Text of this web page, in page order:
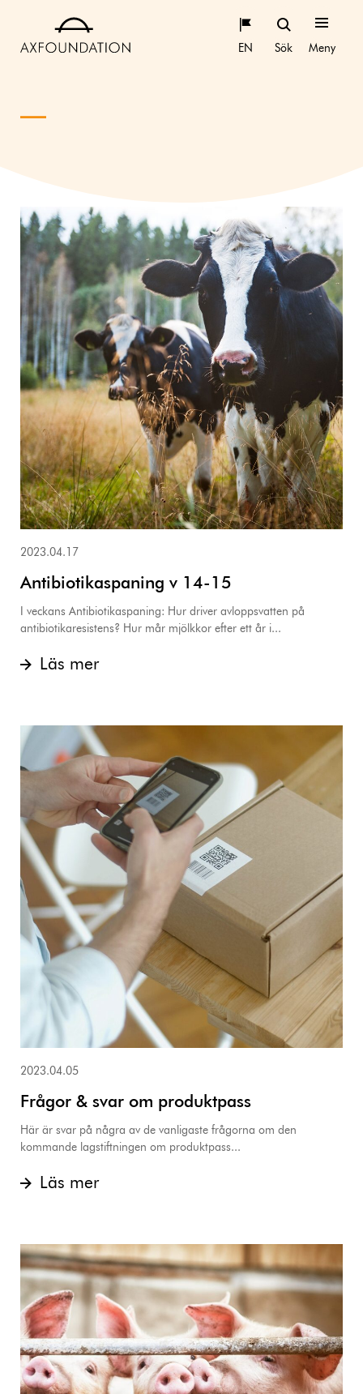
EN Sök Meny
2023.04.17
Antibiotikaspaning v 14-15
I veckans Antibiotikaspaning: Hur driver avloppsvatten på
antibiotikaresistens? Hur mår mjölkkor efter ett år i...
Läs mer
2023.04.05
Frågor & svar om produktpass
Här är svar på några av de vanligaste frågorna om den
kommande lagstiftningen om produktpass...
Läs mer